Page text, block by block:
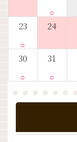
○
23
○
24
30
○
31
○